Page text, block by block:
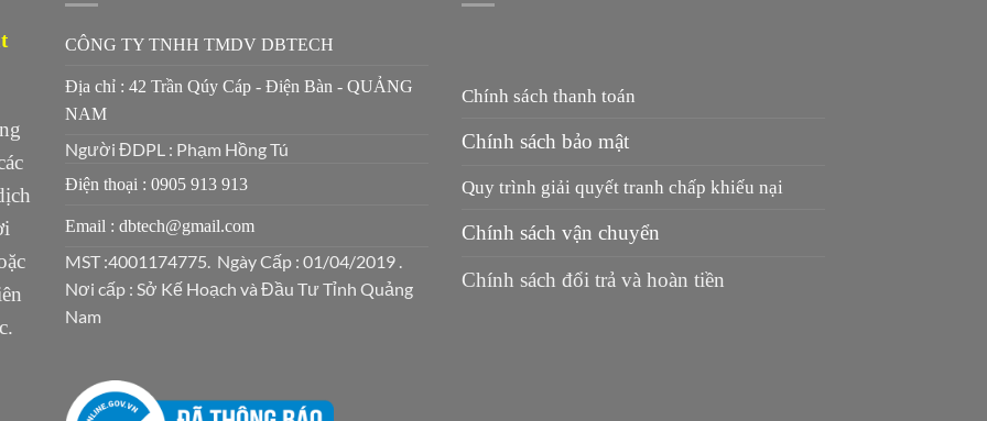
CÔNG TY TNHH TMDV DBTECH
Địa chỉ : 42 Trần Qúy Cáp - Điện Bàn - QUẢNG
NAM
Người ĐDPL : Phạm Hồng Tú
Điện thoại : 0905 913 913
Email : dbtech@gmail.com
MST :4001174775. Ngày Cấp : 01/04/2019 .
Nơi cấp : Sở Kế Hoạch và Đầu Tư Tỉnh Quảng
Nam
Chính sách thanh toán
Chính sách bảo mật
Quy trình giải quyết tranh chấp khiếu nại
Chính sách vận chuyển
Chính sách đổi trả và hoàn tiền